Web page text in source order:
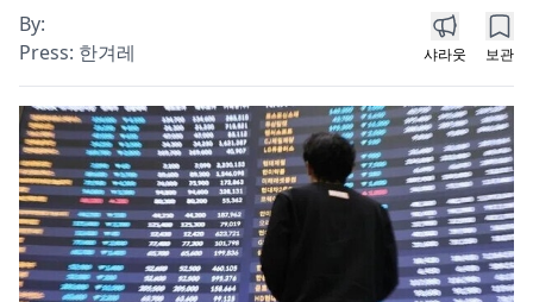
By:
Press: 한겨레 샤라웃 보관